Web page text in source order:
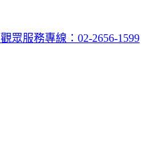
觀眾服務專線：02-2656-1599